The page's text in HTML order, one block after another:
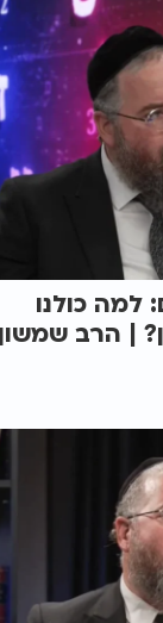
למה כולנו
| הרב שמשון